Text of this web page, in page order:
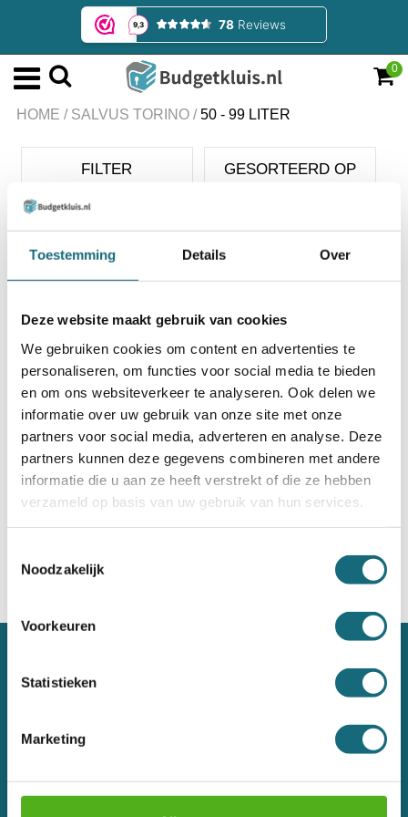
Toestemming Details Over
Deze website maakt gebruik van cookies
We gebruiken cookies om content en advertenties te
personaliseren, om functies voor social media te bieden
en om ons websiteverkeer te analyseren. Ook delen we
informatie over uw gebruik van onze site met onze
partners voor social media, adverteren en analyse. Deze
partners kunnen deze gegevens combineren met andere
informatie die u aan ze heeft verstrekt of die ze hebben
verzameld op basis van uw gebruik van hun services.
Noodzakelijk
Voorkeuren
Statistieken
Marketing
0
HOME / SALVUS TORINO / 50 - 99 LITER
FILTER GESORTEERD OP
Salvus Torino
Incl. BTW €1.122,00
Klachtenregeling